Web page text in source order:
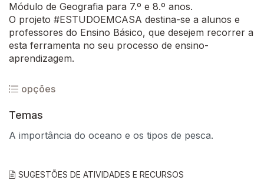
Módulo de Geografia para 7.º e 8.º anos.
O projeto #ESTUDOEMCASA destina-se a alunos e
professores do Ensino Básico, que desejem recorrer a
esta ferramenta no seu processo de ensino-
aprendizagem.
opções
Temas
A importância do oceano e os tipos de pesca.
SUGESTÕES DE ATIVIDADES E RECURSOS